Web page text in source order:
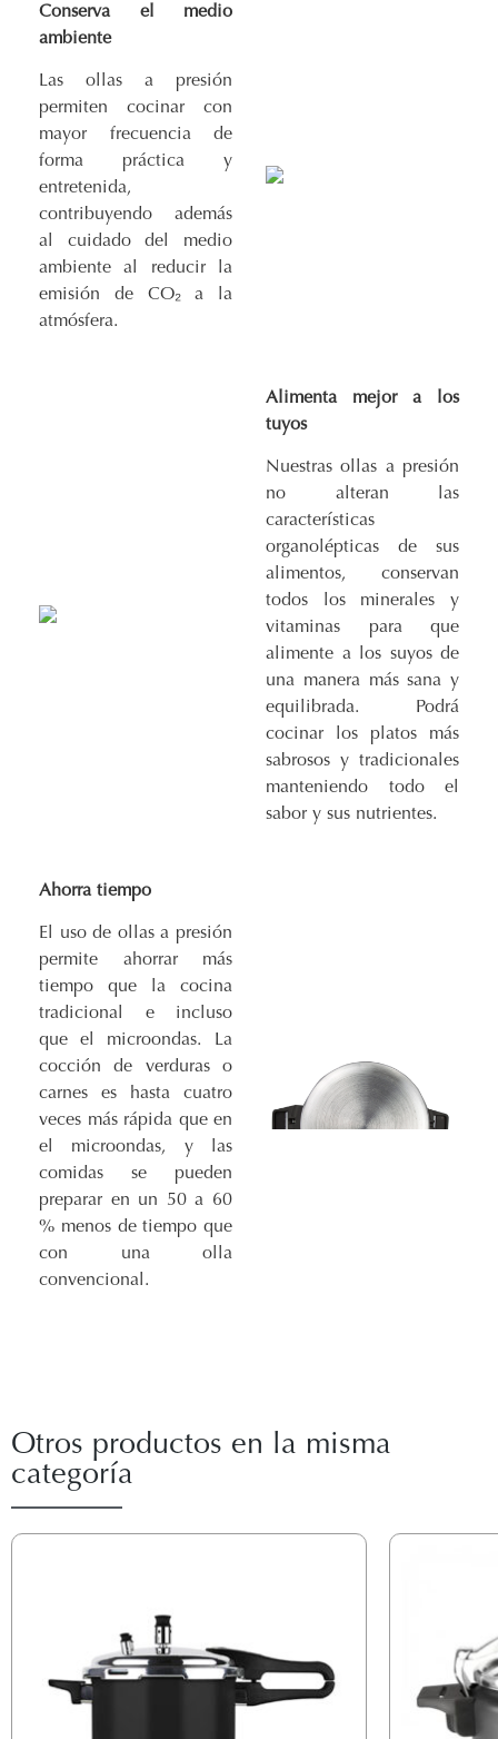
Conserva el medio
ambiente
Las ollas a presión
permiten cocinar con
mayor frecuencia de
forma práctica y
entretenida,
contribuyendo además
al cuidado del medio
ambiente al reducir la
emisión de CO₂ a la
atmósfera.
Alimenta mejor a los
tuyos
Nuestras ollas a presión
no alteran las
características
organolépticas de sus
alimentos, conservan
todos los minerales y
vitaminas para que
alimente a los suyos de
una manera más sana y
equilibrada. Podrá
cocinar los platos más
sabrosos y tradicionales
manteniendo todo el
sabor y sus nutrientes.
Ahorra tiempo
El uso de ollas a presión
permite ahorrar más
tiempo que la cocina
tradicional e incluso
que el microondas. La
cocción de verduras o
carnes es hasta cuatro
veces más rápida que en
el microondas, y las
comidas se pueden
preparar en un 50 a 60
% menos de tiempo que
con una olla
convencional.
Otros productos en la misma
categoría